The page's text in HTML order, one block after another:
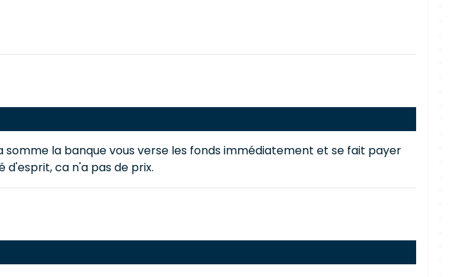
somme la banque vous verse les fonds immédiatement et se fait payer
d'esprit, ca n'a pas de prix.